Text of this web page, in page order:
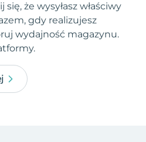
że wysyłasz właściwy
gdy realizujesz
wydajność magazynu.